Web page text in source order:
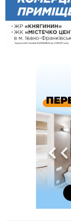
рекордсмен
16:48
ВІДЕО Де
16:20
У
організацію
У Коломиї на
Війна
На
виключення
«Багато
Яремче
Карпатах
5 «тихих»
ФОТО
На
нового руху
У
спостережень